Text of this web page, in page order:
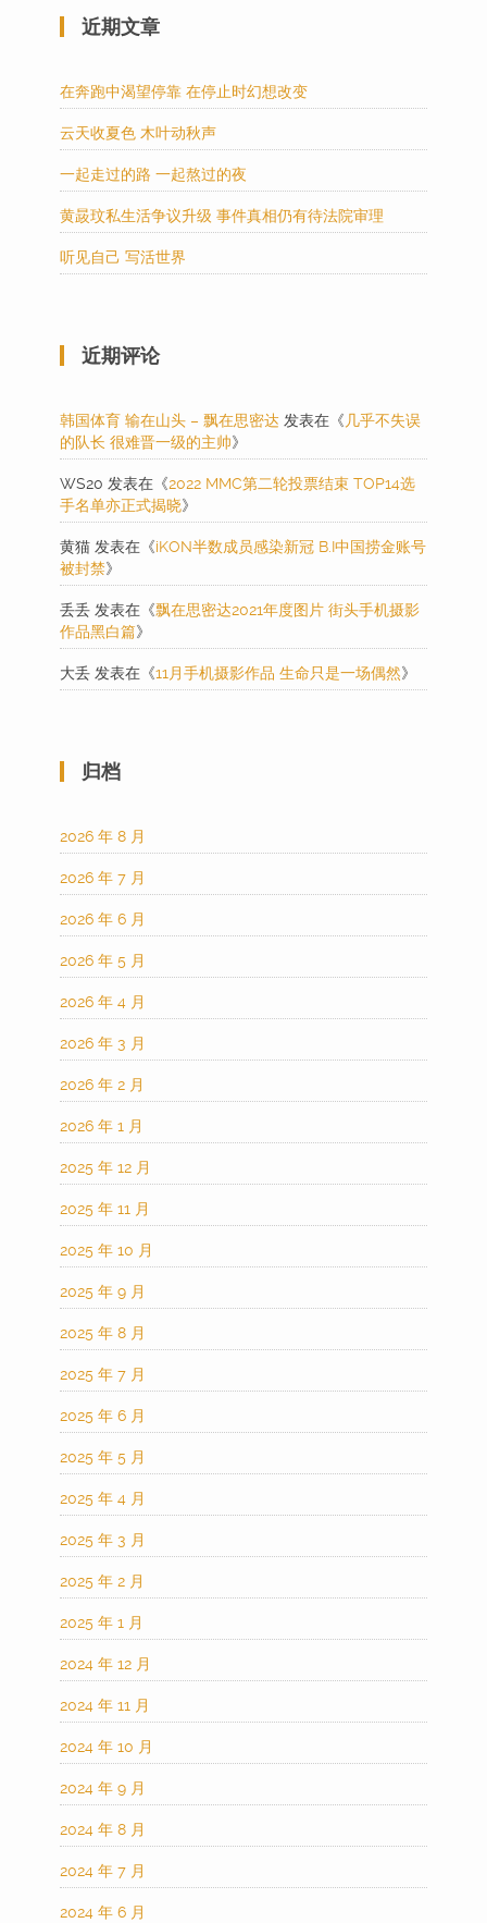
近期文章
在奔跑中渴望停靠 在停止时幻想改变
云天收夏色 木叶动秋声
一起走过的路 一起熬过的夜
黄晸玟私生活争议升级 事件真相仍有待法院审理
听见自己 写活世界
近期评论
韩国体育 输在山头 – 飘在思密达 发表在《几乎不失误
的队长 很难晋一级的主帅》
WS20 发表在《2022 MMC第二轮投票结束 TOP14选
手名单亦正式揭晓》
黄猫 发表在《iKON半数成员感染新冠 B.I中国捞金账号
被封禁》
丢丢 发表在《飘在思密达2021年度图片 街头手机摄影
作品黑白篇》
大丢 发表在《11月手机摄影作品 生命只是一场偶然》
归档
2026 年 8 月
2026 年 7 月
2026 年 6 月
2026 年 5 月
2026 年 4 月
2026 年 3 月
2026 年 2 月
2026 年 1 月
2025 年 12 月
2025 年 11 月
2025 年 10 月
2025 年 9 月
2025 年 8 月
2025 年 7 月
2025 年 6 月
2025 年 5 月
2025 年 4 月
2025 年 3 月
2025 年 2 月
2025 年 1 月
2024 年 12 月
2024 年 11 月
2024 年 10 月
2024 年 9 月
2024 年 8 月
2024 年 7 月
2024 年 6 月